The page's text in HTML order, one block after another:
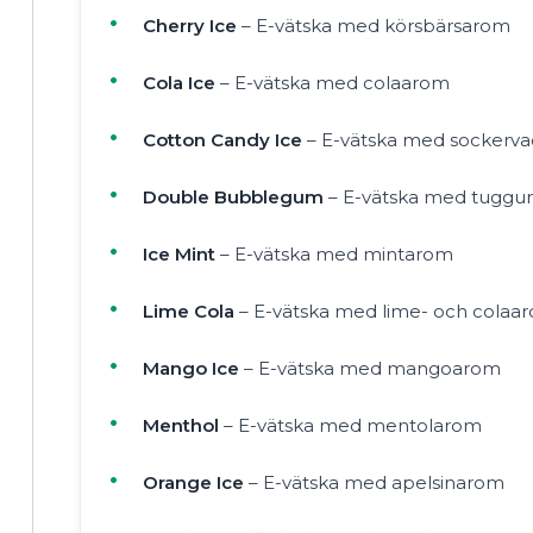
Cherry Ice – E-vätska med körsbärsarom
Cola Ice – E-vätska med colaarom
Cotton Candy Ice – E-vätska med
Double Bubblegum – E-vätska med
Ice Mint – E-vätska med mintarom
Lime Cola – E-vätska med lime- och
Mango Ice – E-vätska med mangoarom
Menthol – E-vätska med mentolarom
Orange Ice – E-vätska med apelsinarom